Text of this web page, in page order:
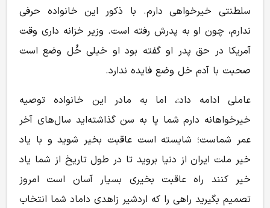
سلطنتی خیرخواهی دارم. با ذکور این خانواده حرفی
ندارم، چون او به پدرش رفته است. وزیر خزانه داری وقت
آمریکا در حق پدر او گفته بود او خیلی خُل وضع است
صحبت با آدم خل وضع فایده ندارد.
عاملی ادامه داد:، اما به مادر این خانواده توصیه
خیرخواهانه دارم شما پا به سن گذاشته‌اید سال‌های آخر
عمر شماست؛ شایسته است عاقبت بخیر شوید و با یاد
خیر ملت ایران از دنیا بروید تا در طول تاریخ از شما یاد
خیر کنند راه عاقبت بخیری بسیار آسان است امروز
تصمیم بگیرید راهی را که اردشیر زاهدی داماد شما انتخاب